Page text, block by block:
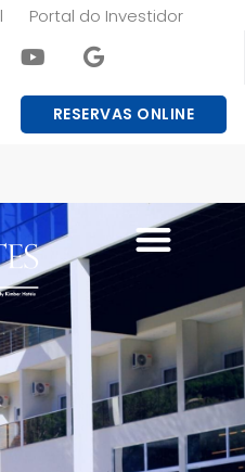
Portal do Investidor
RESERVAS ONLINE